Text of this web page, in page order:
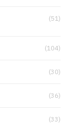
(51)
(104)
(30)
(36)
(33)